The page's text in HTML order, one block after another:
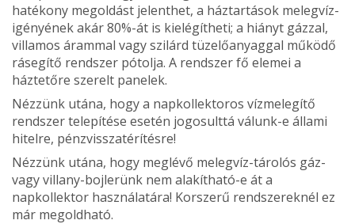
hatékony megoldást jelenthet, a háztartások melegvíz-
igényének akár 80%-át is kielégítheti; a hiányt gázzal,
villamos árammal vagy szilárd tüzelőanyaggal működő
rásegítő rendszer pótolja. A rendszer fő elemei a
háztetőre szerelt panelek.
Nézzünk utána, hogy a napkollektoros vízmelegítő
rendszer telepítése esetén jogosulttá válunk-e állami
hitelre, pénzvisszatérítésre!
Nézzünk utána, hogy meglévő melegvíz-tárolós gáz-
vagy villany-bojlerünk nem alakítható-e át a
napkollektor használatára! Korszerű rendszereknél ez
már megoldható.